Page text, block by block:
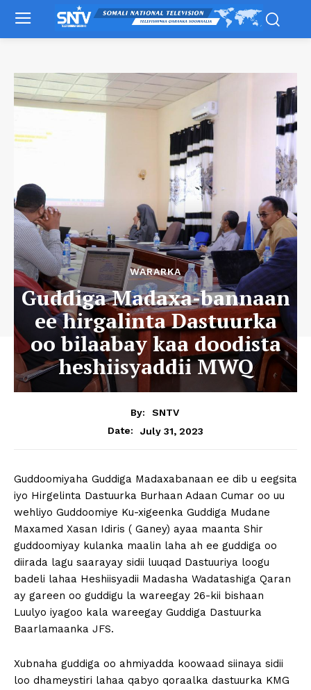
WARARKA
Guddiga Madaxa-bannaan
ee hirgalinta Dastuurka
oo bilaabay kaa doodista
heshiisyaddii MWQ
By:
SNTV
Date:
July 31, 2023
Guddoomiyaha Guddiga Madaxabanaan ee dib u eegsita
iyo Hirgelinta Dastuurka Burhaan Adaan Cumar oo uu
wehliyo Guddoomiye Ku-xigeenka Guddiga Mudane
Maxamed Xasan Idiris ( Ganey) ayaa maanta Shir
guddoomiyay kulanka maalin laha ah ee guddiga oo
diirada lagu saarayay sidii luuqad Dastuuriya loogu
badeli lahaa Heshiisyadii Madasha Wadatashiga Qaran
ay gareen oo guddigu la wareegay 26-kii bishaan
Luulyo iyagoo kala wareegay Guddiga Dastuurka
Baarlamaanka JFS.
Xubnaha guddiga oo ahmiyadda koowaad siinaya sidii
loo dhameystiri lahaa qabyo qoraalka dastuurka KMG